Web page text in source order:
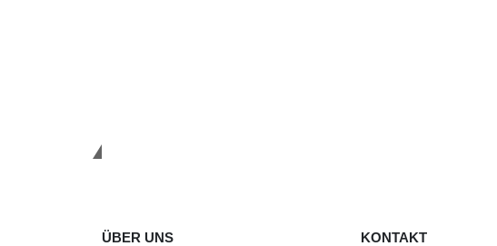
ÜBER UNS
KONTAKT